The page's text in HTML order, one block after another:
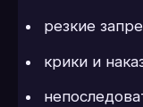
резкие
крики и